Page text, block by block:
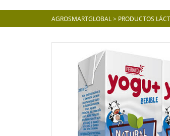
AGROSMARTGLOBAL > PRODUCTOS